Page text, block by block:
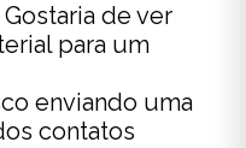
de ver
para um
enviando uma
contatos